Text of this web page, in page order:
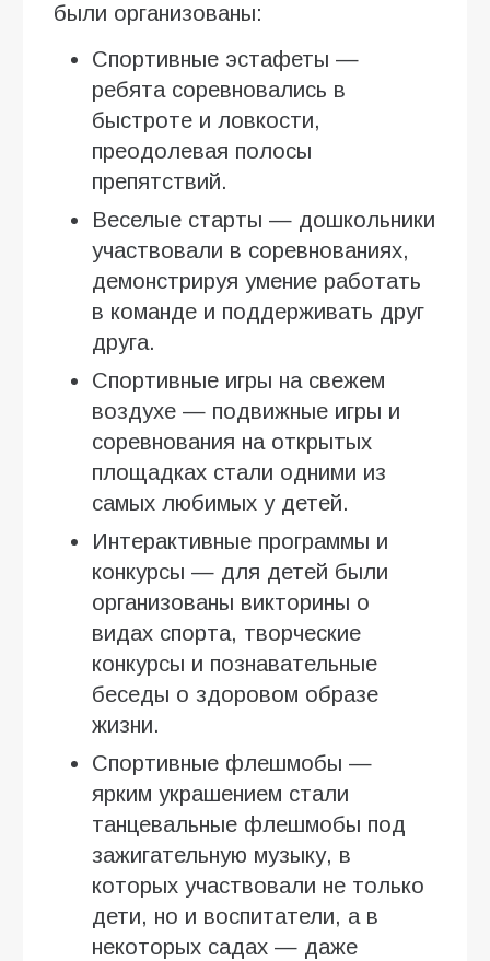
были организованы:
Спортивные эстафеты —
ребята соревновались в
быстроте и ловкости,
преодолевая полосы
препятствий.
Веселые старты — дошкольники
участвовали в соревнованиях,
демонстрируя умение работать
в команде и поддерживать друг
друга.
Спортивные игры на свежем
воздухе — подвижные игры и
соревнования на открытых
площадках стали одними из
самых любимых у детей.
Интерактивные программы и
конкурсы — для детей были
организованы викторины о
видах спорта, творческие
конкурсы и познавательные
беседы о здоровом образе
жизни.
Спортивные флешмобы —
ярким украшением стали
танцевальные флешмобы под
зажигательную музыку, в
которых участвовали не только
дети, но и воспитатели, а в
некоторых садах — даже